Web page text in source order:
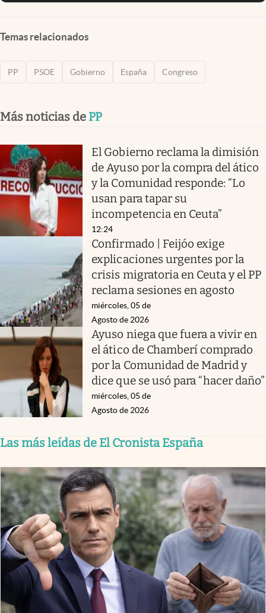
Temas relacionados
PP PSOE Gobierno España Congreso
Más noticias de PP
El Gobierno reclama la dimisión
de Ayuso por la compra del ático
y la Comunidad responde: “Lo
usan para tapar su
incompetencia en Ceuta”
12:24
Confirmado | Feijóo exige
explicaciones urgentes por la
crisis migratoria en Ceuta y el PP
reclama sesiones en agosto
miércoles, 05 de
Agosto de 2026
Ayuso niega que fuera a vivir en
el ático de Chamberí comprado
por la Comunidad de Madrid y
dice que se usó para “hacer daño”
miércoles, 05 de
Agosto de 2026
Las más leídas de El Cronista España